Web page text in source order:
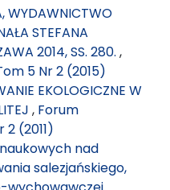
WYDAWNICTWO
STEFANA
2014, SS. 280. ,
5 Nr 2 (2015)
EKOLOGICZNE W
, Forum
2 (2011)
nad
salezjańskiego,